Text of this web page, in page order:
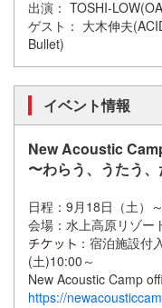
出演： TOSHI-
ゲスト： 大木伸夫
Bullet)
イベント情報
New Acoustic
〜わらう、うたう
日程：9月18日（土）
会場：水上高原リゾー
：宿泊施設付
(土)10:00～
New Acoustic Camp
https://